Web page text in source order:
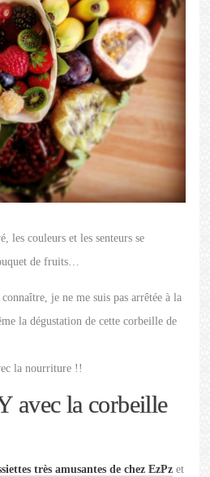
les couleurs et les senteurs se
de fruits…
je ne me suis pas arrêtée à la
la dégustation de cette corbeille de
la nourriture !!
avec la corbeille
très amusantes de chez EzPz et